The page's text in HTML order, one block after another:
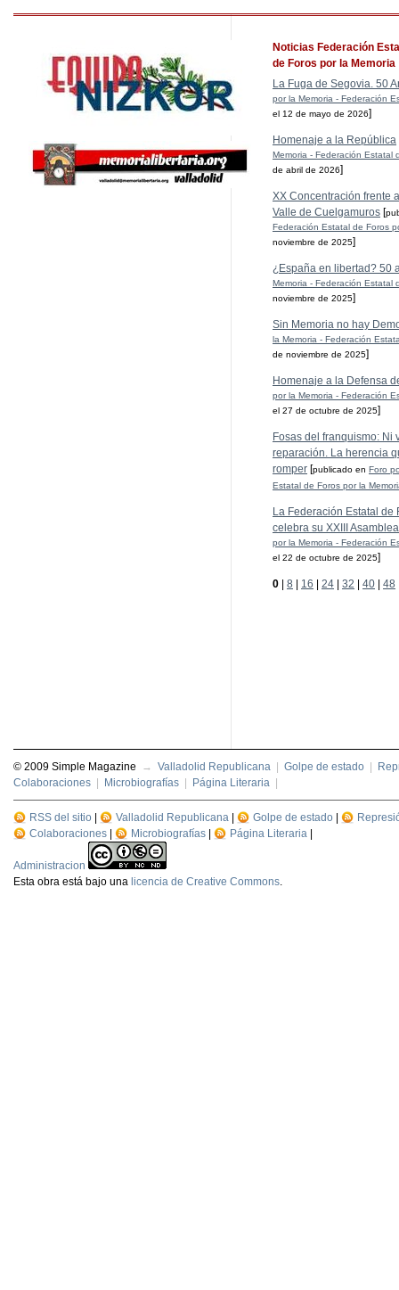
Noticias Federación
de Foros por la Memoria
La Fuga de Segovia. 50
por la Memoria - Federación
el 12 de mayo de 2026]
Homenaje a la República
Memoria - Federación Estatal
de abril de 2026]
XX Concentración frente
Valle de Cuelgamuros [
Federación Estatal de Foros
noviembre de 2025]
¿España en libertad? 50
Memoria - Federación Estatal
noviembre de 2025]
Sin Memoria no hay
la Memoria - Federación
de noviembre de 2025]
Homenaje a la Defensa
por la Memoria - Federación
el 27 de octubre de 2025]
Fosas del franquismo: Ni
reparación. La herencia
romper [publicado en Foro
Estatal de Foros por la
La Federación Estatal de
celebra su XXIII
por la Memoria - Federación
el 22 de octubre de 2025]
0 | 8 | 16 | 24 | 32 | 40 | 48
© 2009 Simple Magazine → Valladolid Republicana | Golpe de estado |
Colaboraciones | Microbiografías | Página Literaria |
RSS del sitio | Valladolid Republicana | Golpe de estado |
Colaboraciones | Microbiografías | Página Literaria |
Administracion
Esta obra está bajo una licencia de Creative Commons